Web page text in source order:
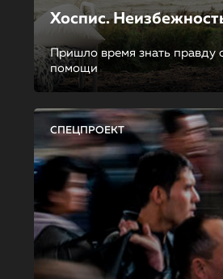
Хоспис.
Пришло время знать правду
помощи
СПЕЦПРОЕКТ